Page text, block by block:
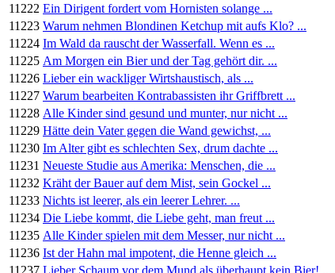
11222 Ein Dirigent fordert vom Hornisten solange ...
11223 Warum nehmen Blondinen Ketchup mit aufs Klo? ...
11224 Im Wald da rauscht der Wasserfall. Wenn es ...
11225 Am Morgen ein Bier und der Tag gehört dir. ...
11226 Lieber ein wackliger Wirtshaustisch, als ...
11227 Warum bearbeiten Kontrabassisten ihr Griffbrett ...
11228 Alle Kinder sind gesund und munter, nur nicht ...
11229 Hätte dein Vater gegen die Wand gewichst, ...
11230 Im Alter gibt es schlechten Sex, drum dachte ...
11231 Neueste Studie aus Amerika: Menschen, die ...
11232 Kräht der Bauer auf dem Mist, sein Gockel ...
11233 Nichts ist leerer, als ein leerer Lehrer. ...
11234 Die Liebe kommt, die Liebe geht, man freut ...
11235 Alle Kinder spielen mit dem Messer, nur nicht ...
11236 Ist der Hahn mal impotent, die Henne gleich ...
11237 Lieber Schaum vor dem Mund als überhaupt kein Bier! ...